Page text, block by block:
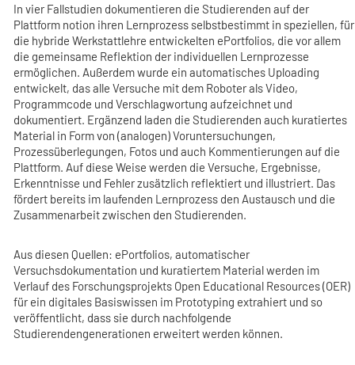
In vier Fallstudien dokumentieren die Studierenden auf der
Plattform notion ihren Lernprozess selbstbestimmt in speziellen, für
die hybride Werkstattlehre entwickelten ePortfolios, die vor allem
die gemeinsame Reflektion der individuellen Lernprozesse
ermöglichen. Außerdem wurde ein automatisches Uploading
entwickelt, das alle Versuche mit dem Roboter als Video,
Programmcode und Verschlagwortung aufzeichnet und
dokumentiert. Ergänzend laden die Studierenden auch kuratiertes
Material in Form von (analogen) Voruntersuchungen,
Prozessüberlegungen, Fotos und auch Kommentierungen auf die
Plattform. Auf diese Weise werden die Versuche, Ergebnisse,
Erkenntnisse und Fehler zusätzlich reflektiert und illustriert. Das
fördert bereits im laufenden Lernprozess den Austausch und die
Zusammenarbeit zwischen den Studierenden.
Aus diesen Quellen: ePortfolios, automatischer
Versuchsdokumentation und kuratiertem Material werden im
Verlauf des Forschungsprojekts Open Educational Resources (OER)
für ein digitales Basiswissen im Prototyping extrahiert und so
veröffentlicht, dass sie durch nachfolgende
Studierendengenerationen erweitert werden können.